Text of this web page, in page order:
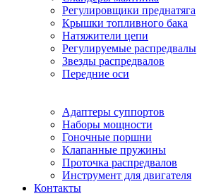
Регулировщики преднатяга
Крышки топливного бака
Натяжители цепи
Регулируемые распредвалы
Звезды распредвалов
Передние оси
Адаптеры суппортов
Наборы мощности
Гоночные поршни
Клапанные пружины
Проточка распредвалов
Инструмент для двигателя
Контакты